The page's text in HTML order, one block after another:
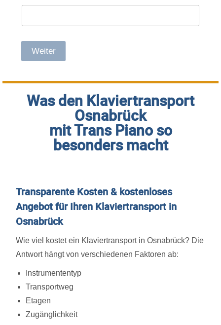
Weiter
Was den Klaviertransport
Osnabrück
mit Trans Piano so
besonders macht
Transparente Kosten & kostenloses
Angebot für Ihren Klaviertransport in
Osnabrück
Wie viel kostet ein Klaviertransport in Osnabrück? Die
Antwort hängt von verschiedenen Faktoren ab:
Instrumententyp
Transportweg
Etagen
Zugänglichkeit